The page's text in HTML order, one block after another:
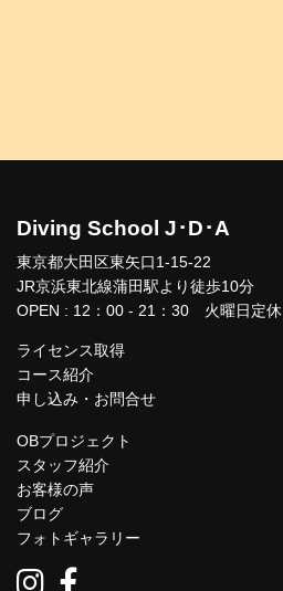
Diving School J･D･A
東京都大田区東矢口1-15-22
JR京浜東北線蒲田駅より徒歩10分
OPEN : 12：00 - 21：30 火曜日定休
ライセンス取得
コース紹介
申し込み・お問合せ
OBプロジェクト
スタッフ紹介
お客様の声
ブログ
フォトギャラリー